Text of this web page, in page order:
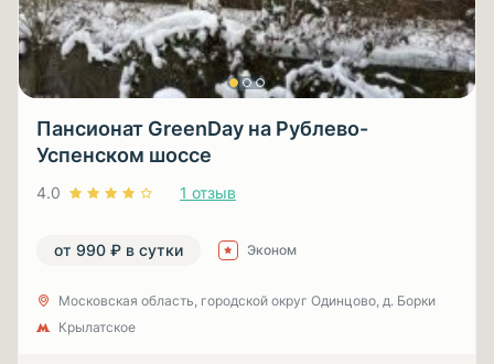
Пансионат GreenDay на Рублево-
Успенском шоссе
4.0 1 отзыв
от 990 ₽ в сутки Эконом
Московская область, городской округ Одинцово, д. Борки
Крылатское